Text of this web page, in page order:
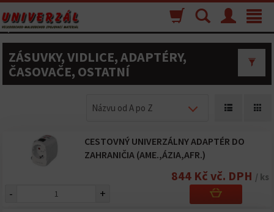
Toggle
Menu
Vyhľadávanie
Nákupný
košík
ZÁSUVKY, VIDLICE, ADAPTÉRY,
ČASOVAČE, OSTATNÍ
Názvu od A po Z
CESTOVNÝ UNIVERZÁLNY ADAPTÉR DO
ZAHRANIČIA (AME.,ÁZIA,AFR.)
844 Kč vč. DPH / ks
- +